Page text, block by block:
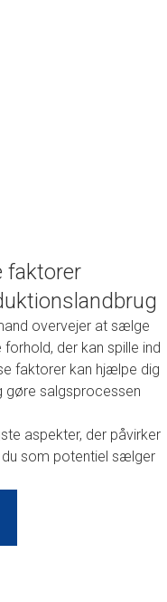
faktorer
overvejer at sælge
der kan spille ind
faktorer kan hjælpe dig
gøre salgsprocessen
aspekter, der påvirker
som potentiel sælger